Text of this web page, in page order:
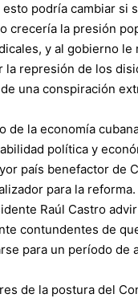
podría cambiar si
crecería la presión
y al gobierno le
la represión de los
una conspiración
de la economía
política y
país benefactor de
para la
Raúl Castro
contundentes de
para un período de
de la postura del